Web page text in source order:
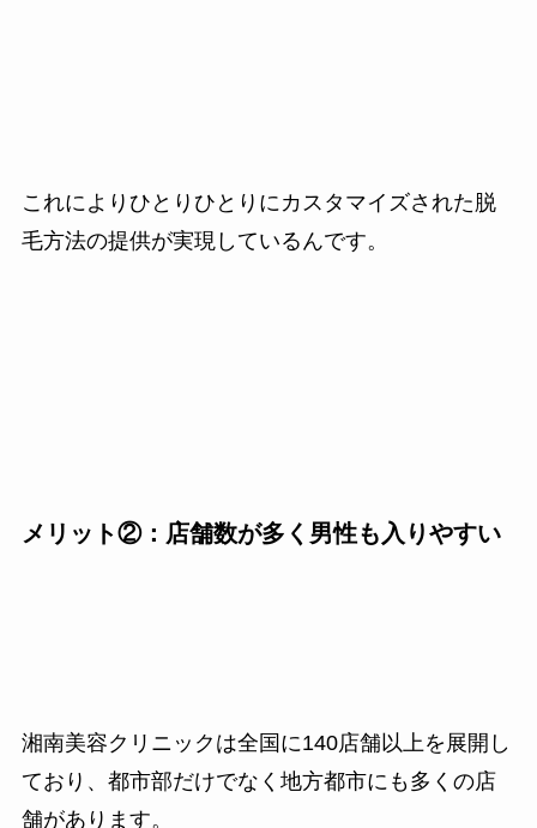
これによりひとりひとりにカスタマイズされた脱
毛方法の提供が実現しているんです。
メリット②：店舗数が多く男性も入りやすい
湘南美容クリニックは全国に140店舗以上を展開し
ており、都市部だけでなく地方都市にも多くの店
舗があります。